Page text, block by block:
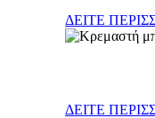
ΔΕΙΤΕ
ΔΕΙΤΕ